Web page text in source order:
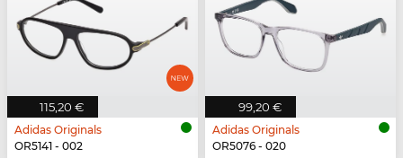
115,20 €
Adidas Originals
OR5141 - 002
99,20 €
Adidas Originals
OR5076 - 020